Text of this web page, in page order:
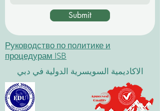
Submit
Руководство по политике и
процедурам ISB
الاكاديمية السويسرية الدولية في دبي